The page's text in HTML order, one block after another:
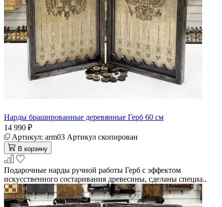
Нарды брашированные деревянные Герб 60 см
14 990 ₽
Артикул: arm03 Артикул скопирован
В корзину
Подарочные нарды ручной работы Герб с эффектом
искусственного состаривания древесины, сделаны специа..